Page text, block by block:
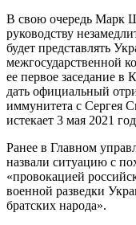
В свою очередь Марк
руководству
будет представлять
межгосударственной
ее первое заседание
дать официальный
иммунитета с Сергея
истекает 3 мая 2021
Ранее в Главном
назвали ситуацию с
«провокацией
военной разведки
братских народа».